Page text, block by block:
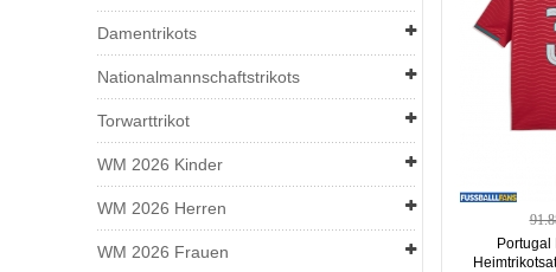
Damentrikots
Nationalmannschaftstrikots
Torwarttrikot
WM 2026 Kinder
WM 2026 Herren
WM 2026 Frauen